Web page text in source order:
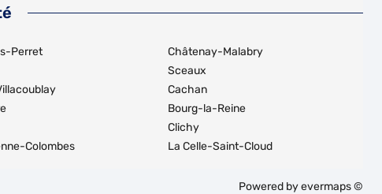
Perret
Colombes
Châtenay-Malabry
Sceaux
Cachan
Bourg-la-Reine
Clichy
La Celle-Saint-Cloud
Powered byevermaps ©